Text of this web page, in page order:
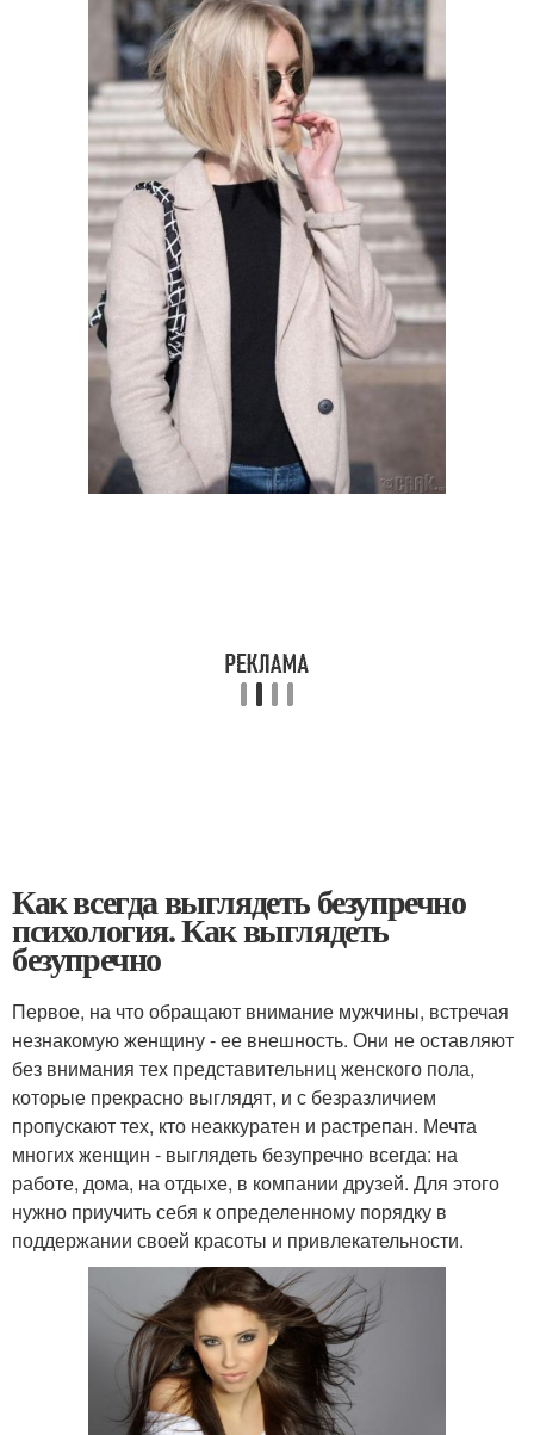
Как всегда выглядеть безупречно
психология. Как выглядеть
безупречно
Первое, на что обращают внимание мужчины, встречая
незнакомую женщину - ее внешность. Они не оставляют
без внимания тех представительниц женского пола,
которые прекрасно выглядят, и с безразличием
пропускают тех, кто неаккуратен и растрепан. Мечта
многих женщин - выглядеть безупречно всегда: на
работе, дома, на отдыхе, в компании друзей. Для этого
нужно приучить себя к определенному порядку в
поддержании своей красоты и привлекательности.